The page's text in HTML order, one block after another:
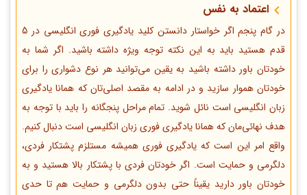
اعتماد به نفس
در گام پنجم اگر خواستار دانستن کلید یادگیری فوری انگلیسی در 5
قدم هستید باید به این نکته توجه ویژه داشته باشید. اگر شما به
خودتان باور داشته باشید به یقین می‌توانید هر نوع دشواری را برای
خودتان هموار سازید و در ادامه به مقصد اصلی‌تان که همانا یادگیری
زبان انگلیسی است نائل شوید. تمام مراحل پنجگانه را باید با توجه به
هدف نهائی‌مان که همانا یادگیری فوری زبان انگلیسی است دنبال کنیم.
واقع امر این است که یادگیری فوری همیشه مستلزم پشتکار فردی،
دلگرمی و حمایت است. اگر خودتان فردی با پشتکار بالا هستید و به
خودتان باور دارید یقیناً حتی بدون دلگرمی و حمایت هم تا حدی